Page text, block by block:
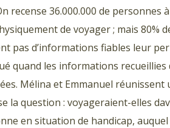
recense 36.000.000 de personnes
de voyager ; mais 80%
pas d’informations fiables leur
quand les informations recueillies
Mélina et Emmanuel réunissent
la question : voyageraient-elles
en situation de handicap, auquel